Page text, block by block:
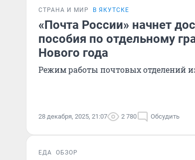
СТРАНА И МИР В ЯКУТСКЕ
«Почта России» начнет
пособия по отдельному
Нового года
Режим работы почтовых отделений
28 декабря, 2025, 21:07 2 780 Обсудить
ЕДА ОБЗОР